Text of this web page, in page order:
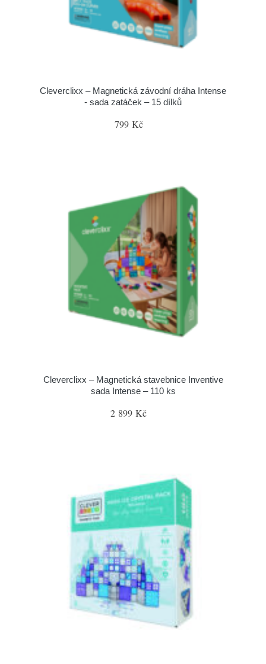
Cleverclixx – Magnetická závodní dráha Intense
- sada zatáček – 15 dílků
799 Kč
Cleverclixx – Magnetická stavebnice Inventive
sada Intense – 110 ks
2 899 Kč